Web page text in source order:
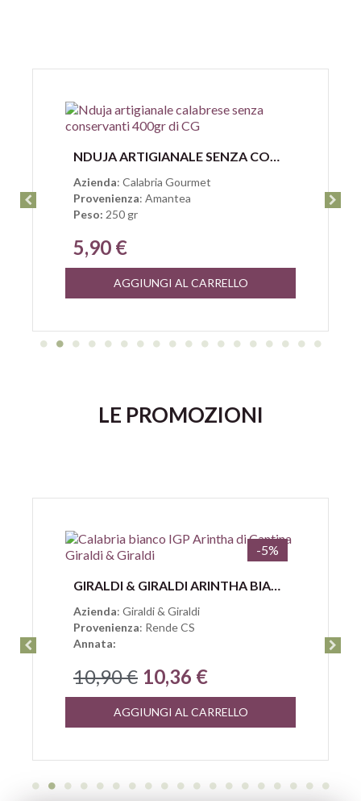
Anteprima NDUJA ARTIGIANALE SENZA CONSERVANTI DI CALABRIA GOURMET 250GR
Azienda: Calabria Gourmet
Provenienza: Amantea
Peso: 250 gr
5,90 €
AGGIUNGI AL CARRELLO
LE PROMOZIONI
Anteprima
-5%
GIRALDI & GIRALDI ARINTHA BIANCO CALABRIA IGP
Azienda: Giraldi & Giraldi
Provenienza: Rende CS
Annata:
10,90 € 10,36 €
AGGIUNGI AL CARRELLO